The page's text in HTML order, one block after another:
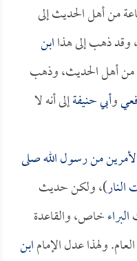
من أهل الحديث إلى
ذهب إلى هذاابن
من أهل الحديث، وذهب
وأبي حنيفةإلى أنه لا
من رسول الله صلى
)، ولكن حديث
البراءخاص، والقاعدة
ولهذا عدل الإمامابن